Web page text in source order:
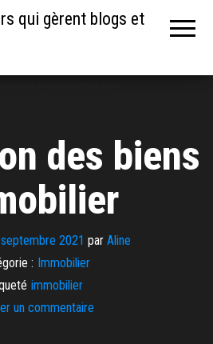
qui gèrent blogs et
des biens
2021 par Aline
: Immobilier
immobilier
un commentaire